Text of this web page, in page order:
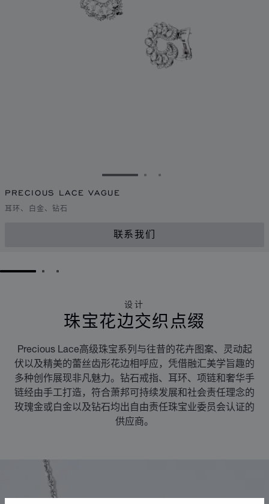
转到幻灯片 1转到幻灯片 2
转到幻灯片 3
PRECIOUS LACE VAGUE
耳环、白金、钻石
联系我们
GO TO SLIDE 1GO TO SLIDE 2
GO TO SLIDE 3
设计
珠宝花边交织点缀
Precious Lace高级珠宝系列与往昔的花卉图案、灵动起
伏以及精美的蕾丝齿形花边相呼应，凭借融汇美学旨趣的
多种创作展现非凡魅力。钻石戒指、耳环、项链和奢华手
链经由手工打造，符合萧邦可持续发展和社会责任理念的
玫瑰金或白金以及钻石均出自由责任珠宝业委员会认证的
供应商。